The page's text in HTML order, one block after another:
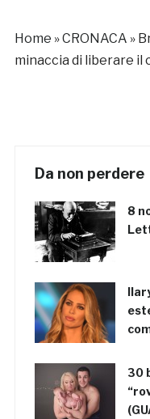
Home »CRONACA »
minaccia di liberare il
Da non perdere
8
30